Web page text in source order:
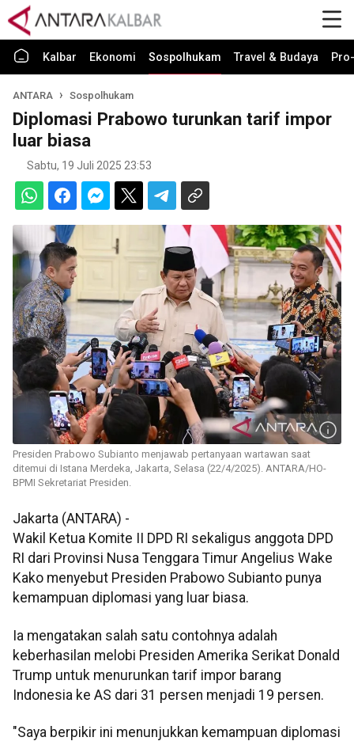
Kalbar Ekonomi Sospolhukam Travel & Budaya
ANTARA Sospolhukam
Diplomasi Prabowo turunkan tarif impor
luar biasa
Sabtu, 19 Juli 2025 23:53
Presiden Prabowo Subianto menjawab pertanyaan wartawan saat
ditemui di Istana Merdeka, Jakarta, Selasa (22/4/2025). ANTARA/HO-
BPMI Sekretariat Presiden.
Jakarta (ANTARA) -
Wakil Ketua Komite II DPD RI sekaligus anggota DPD
RI dari Provinsi Nusa Tenggara Timur Angelius Wake
Kako menyebut Presiden Prabowo Subianto punya
kemampuan diplomasi yang luar biasa.
Ia mengatakan salah satu contohnya adalah
keberhasilan melobi Presiden Amerika Serikat Donald
Trump untuk menurunkan tarif impor barang
Indonesia ke AS dari 31 persen menjadi 19 persen.
"Saya berpikir ini menunjukkan kemampuan diplomasi